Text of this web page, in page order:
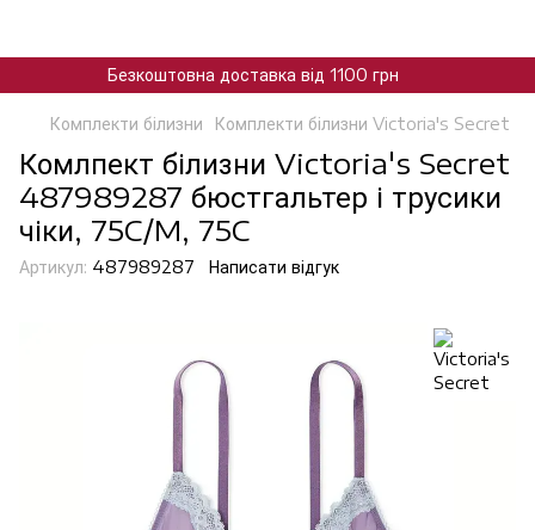
Безкоштовна доставка від 1100 грн
Комплекти білизни Комплекти білизни Victoria's Secret
Комлпект білизни Victoria's Secret
487989287 бюстгальтер і трусики
чіки, 75C/M, 75C
Артикул: 487989287 Написати відгук